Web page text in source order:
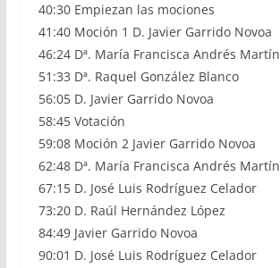
40:30 Empiezan las mociones
41:40 Moción 1 D. Javier Garrido Novoa
46:24 Dª. María Francisca Andrés Martín
51:33 Dª. Raquel González Blanco
56:05 D. Javier Garrido Novoa
58:45 Votación
59:08 Moción 2 Javier Garrido Novoa
62:48 Dª. María Francisca Andrés Martín
67:15 D. José Luis Rodríguez Celador
73:20 D. Raúl Hernández López
84:49 Javier Garrido Novoa
90:01 D. José Luis Rodríguez Celador